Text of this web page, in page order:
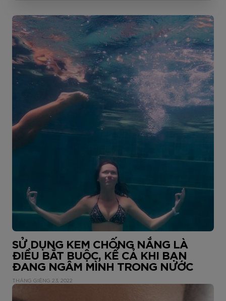
SỬ DỤNG KEM CHỐNG NẮNG LÀ
ĐIỀU BẮT BUỘC, KỂ CẢ KHI BẠN
ĐANG NGÂM MÌNH TRONG NƯỚC
THÁNG GIÊNG 23, 2022